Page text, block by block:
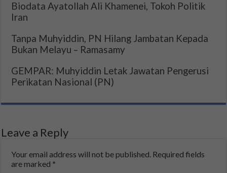
Biodata Ayatollah Ali Khamenei, Tokoh Politik
Iran
Tanpa Muhyiddin, PN Hilang Jambatan Kepada
Bukan Melayu – Ramasamy
GEMPAR: Muhyiddin Letak Jawatan Pengerusi
Perikatan Nasional (PN)
Leave a Reply
Your email address will not be published. Required fields
are marked *